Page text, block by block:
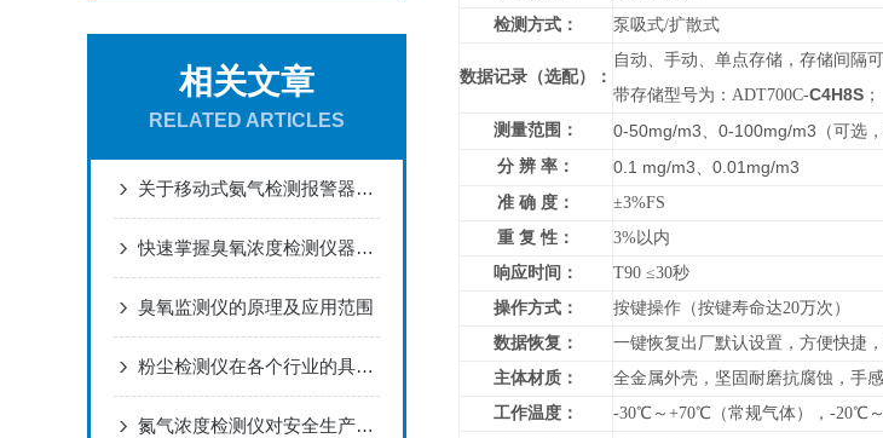
相关文章
RELATED ARTICLES
关于移动式氨气检测报警器，你真的了解吗？
快速掌握臭氧浓度检测仪器的使用秘籍
臭氧监测仪的原理及应用范围
粉尘检测仪在各个行业的具体应用
氮气浓度检测仪对安全生产的重要保障作用
检测方式：
泵吸式/扩散式
数据记录（选配）：
自动、手动、单点存储，存储间隔
带存储型号为：ADT700C-C4H8S ；
测量范围：
0-50mg/m3、0-100mg/m3 （可选
分 辨 率：
0.1 mg/m3、0.01mg/m3
准 确 度：
±3%FS
重 复 性：
3%以内
响应时间：
T90 ≤30秒
操作方式：
按键操作（按键寿命达20万次）
数据恢复：
一键恢复出厂默认设置，方便快捷
主体材质：
全金属外壳，坚固耐磨抗腐蚀，手
工作温度：
-30℃～+70℃（常规气体），-20℃